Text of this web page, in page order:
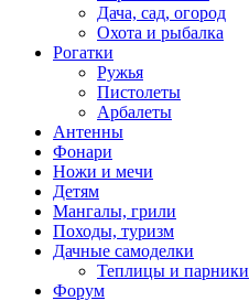
Дача, сад, огород
Охота и рыбалка
Рогатки
Ружья
Пистолеты
Арбалеты
Антенны
Фонари
Ножи и мечи
Детям
Мангалы, грили
Походы, туризм
Дачные самоделки
Теплицы и парники
Форум